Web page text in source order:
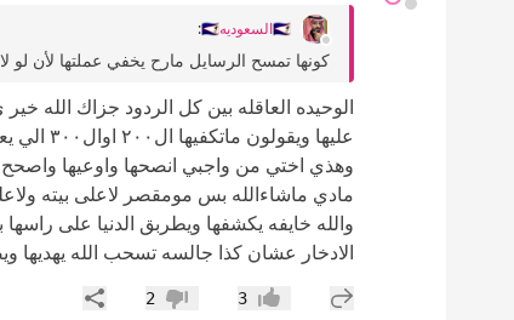
🇸🇦السعوديه🇸🇦 :
كونها تمسح الرسايل مارح يخفي عملتها لأن
الوحيده العاقله بين كل الردود جزاك الله
عليها
وهذي اختي من واجبي انصحها واوعيها واصحح
مادي ماشاءالله بس مومقصر لاعلى بيته
والله خايفه يكشفها ويطربق الدنيا على
الادخار عشان كذا جالسه تسحب الله يهديها
إضافة رد جديد
إعجاب3 عدم إعجاب
2 مشاركة